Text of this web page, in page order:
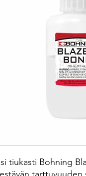
tiukasti Bohning